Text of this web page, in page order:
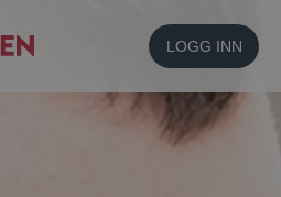
LOGG INN